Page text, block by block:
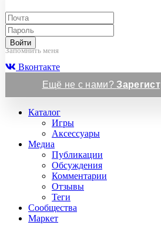
Войти
Запомнить меня
Вконтакте
Ещё не с нами?
Каталог
Игры
Аксессуары
Медиа
Публикации
Обсуждения
Комментарии
Отзывы
Теги
Сообщества
Маркет